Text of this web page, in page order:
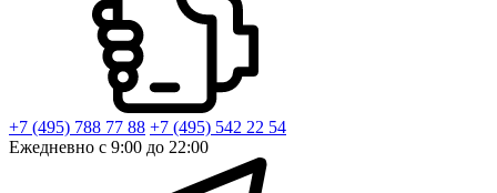
+7 (495) 788 77 88 +7 (495) 542 22 54
Ежедневно с 9:00 до 22:00